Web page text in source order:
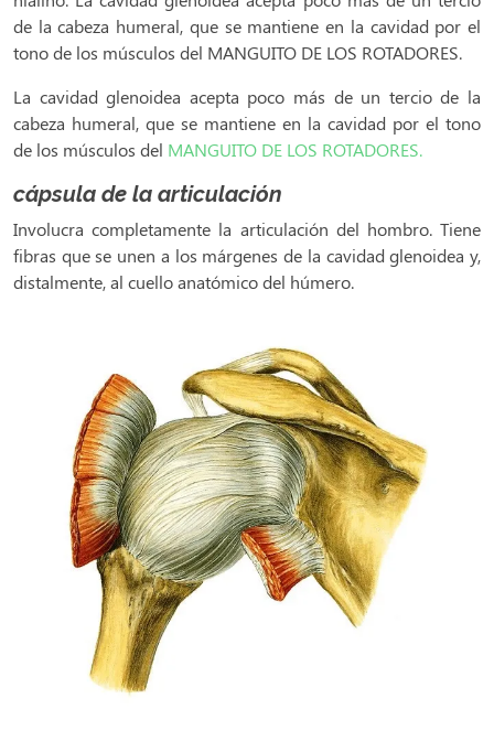
de la cabeza humeral, que se mantiene en la cavidad por el
tono de los músculos del MANGUITO DE LOS ROTADORES.
La cavidad glenoidea acepta poco más de un tercio de la
cabeza humeral, que se mantiene en la cavidad por el tono
de los músculos del MANGUITO DE LOS ROTADORES.
cápsula de la articulación
Involucra completamente la articulación del hombro. Tiene
fibras que se unen a los márgenes de la cavidad glenoidea y,
distalmente, al cuello anatómico del húmero.